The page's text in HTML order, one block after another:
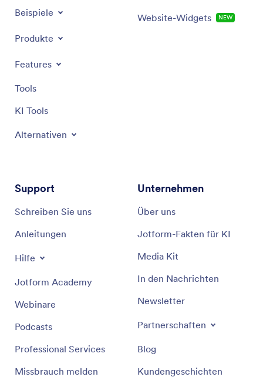
Beispiele
Produkte
Features
Tools
KI Tools
Alternativen
Website-Widgets NEW
Support
Schreiben Sie uns
Anleitungen
Hilfe
Jotform Academy
Webinare
Podcasts
Professional Services
Missbrauch melden
Unternehmen
Über uns
Jotform-Fakten für KI
Media Kit
In den Nachrichten
Newsletter
Partnerschaften
Blog
Kundengeschichten